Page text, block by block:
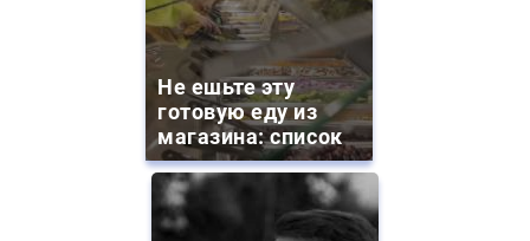
Не ешьте эту
готовую еду из
магазина: список